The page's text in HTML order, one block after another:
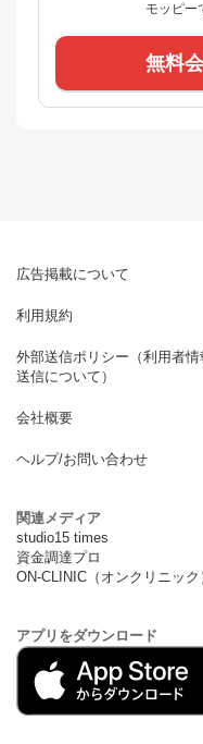
モッピー
無料
広告掲載について
利用規約
外部送信ポリシー（利用者情
送信について）
会社概要
ヘルプ/お問い合わせ
関連メディア
studio15 times
資金調達プロ
ON-CLINIC（オンクリニック
アプリをダウンロード